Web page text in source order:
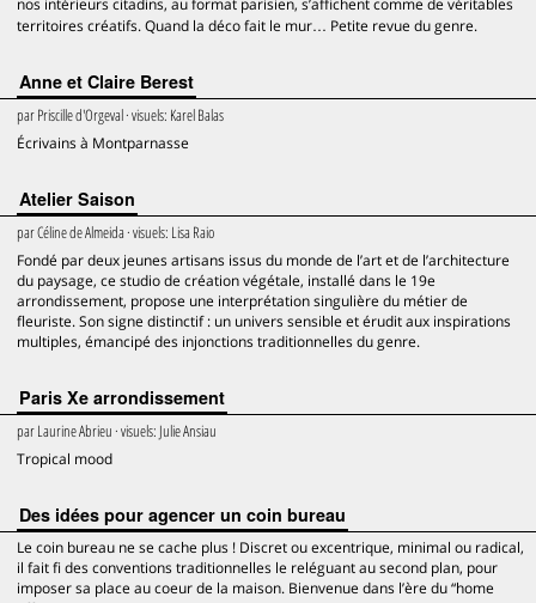
nos intérieurs citadins, au format parisien, s’affichent comme de véritables
territoires créatifs. Quand la déco fait le mur… Petite revue du genre.
Anne et Claire Berest
parPriscille d'Orgeval· visuels: Karel Balas
Écrivains à Montparnasse
Atelier Saison
parCéline de Almeida · visuels: Lisa Raio
Fondé par deux jeunes artisans issus du monde de l’art et de l’architecture
du paysage, ce studio de création végétale, installé dans le 19e
arrondissement, propose une interprétation singulière du métier de
fleuriste. Son signe distinctif : un univers sensible et érudit aux inspirations
multiples, émancipé des injonctions traditionnelles du genre.
Paris Xe arrondissement
parLaurine Abrieu · visuels: Julie Ansiau
Tropical mood
Des idées pour agencer un coin bureau
Le coin bureau ne se cache plus ! Discret ou excentrique, minimal ou radical,
il fait fi des conventions traditionnelles le reléguant au second plan, pour
imposer sa place au coeur de la maison. Bienvenue dans l’ère du “home